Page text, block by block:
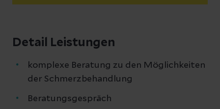
Detail Leistungen
komplexe Beratung zu den Möglichkeiten
der Schmerzbehandlung
Beratungsgespräch